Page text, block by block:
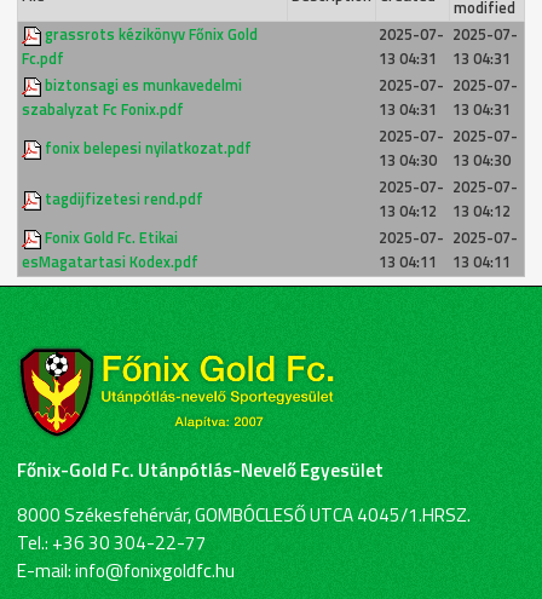
modified
grassrots kézikönyv Főnix Gold
Fc.pdf
2025-07-
13 04:31
2025-07-
13 04:31
biztonsagi es munkavedelmi
szabalyzat Fc Fonix.pdf
2025-07-
13 04:31
2025-07-
13 04:31
fonix belepesi nyilatkozat.pdf
2025-07-
13 04:30
2025-07-
13 04:30
tagdijfizetesi rend.pdf
2025-07-
13 04:12
2025-07-
13 04:12
Fonix Gold Fc. Etikai
esMagatartasi Kodex.pdf
2025-07-
13 04:11
2025-07-
13 04:11
Főnix-Gold Fc. Utánpótlás-Nevelő Egyesület
8000 Székesfehérvár, GOMBÓCLESŐ UTCA 4045/1.HRSZ.
Tel.: +36 30 304-22-77
E-mail: info@fonixgoldfc.hu